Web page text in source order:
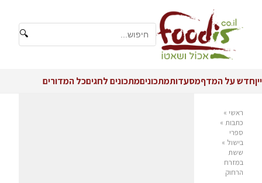
🔍
ייןחדש על המדףמסעדותמתכוניםמתכונים לחגיםכל המדורים
ראשי »
כתבות »
ספרי
בישול »
ששת
במזרח
הרחוק